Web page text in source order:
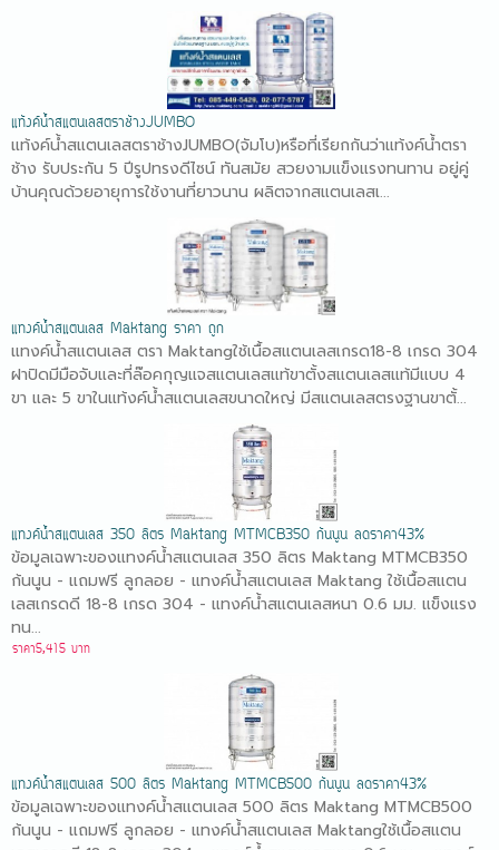
แท้งค์น้ำสแตนเลสตราช้างJUMBO
แท้งค์น้ำสแตนเลสตราช้างJUMBO(จัมโบ)หรือที่เรียกกันว่าแท้งค์น้ำตรา
ช้าง รับประกัน 5 ปีรูปทรงดีไซน์ ทันสมัย สวยงามแข็งแรงทนทาน อยู่คู่
บ้านคุณด้วยอายุการใช้งานที่ยาวนาน ผลิตจากสแตนเลสเ...
แทงค์น้ำสแตนเลส Maktang ราคา ถูก
แทงค์น้ำสแตนเลส ตรา Maktangใช้เนื้อสแตนเลสเกรด18-8 เกรด 304
ฝาปิดมีมือจับและที่ล๊อคกุญแจสแตนเลสแท้ขาตั้งสแตนเลสแท้มีแบบ 4
ขา และ 5 ขาในแท้งค์น้ำสแตนเลสขนาดใหญ่ มีสแตนเลสตรงฐานขาตั้...
แทงค์น้ำสแตนเลส 350 ลิตร Maktang MTMCB350 ก้นนูน ลดราคา43%
ข้อมูลเฉพาะของแทงค์น้ำสแตนเลส 350 ลิตร Maktang MTMCB350
ก้นนูน - แถมฟรี ลูกลอย - แทงค์น้ำสแตนเลส Maktang ใช้เนื้อสแตน
เลสเกรดดี 18-8 เกรด 304 - แทงค์น้ำสแตนเลสหนา 0.6 มม. แข็งแรง
ทน...
ราคา5,415 บาท
แทงค์น้ำสแตนเลส 500 ลิตร Maktang MTMCB500 ก้นนูน ลดราคา43%
ข้อมูลเฉพาะของแทงค์น้ำสแตนเลส 500 ลิตร Maktang MTMCB500
ก้นนูน - แถมฟรี ลูกลอย - แทงค์น้ำสแตนเลส Maktangใช้เนื้อสแตน